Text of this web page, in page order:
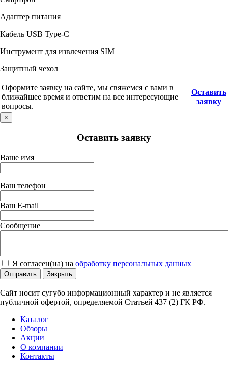
Адаптер питания
Кабель USB Type-С
Инструмент для извлечения SIM
Защитный чехол
Оформите заявку на сайте, мы свяжемся с вами в
ближайшее время и ответим на все интересующие
вопросы.
Оставить
заявку
×
Оставить заявку
Ваше имя
Ваш телефон
Ваш E-mail
Сообщение
Я согласен(на) на обработку персональных данных
Отправить Закрыть
Сайт носит сугубо информационный характер и не является
публичной офертой, определяемой Статьей 437 (2) ГК РФ.
Каталог
Обзоры
Акции
О компании
Контакты